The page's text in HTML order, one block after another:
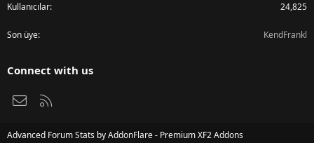
Kullanıcılar 24,825
Son üye KendFrankl
Connect with us
Bize ulaşın
Advanced Forum Stats byAddonFlare - Premium XF2 Addons